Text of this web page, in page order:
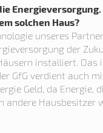
solchen Haus?
unseres
der
installiert. Das
GfG verdient auch
Geld, da Energie,
andere Hausbesitzer